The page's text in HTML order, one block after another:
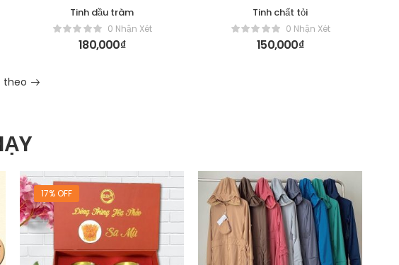
Tinh dầu tràm
0 Nhận Xét
180,000₫
Tinh chất tỏi
0 Nhận Xét
150,000₫
theo
17% OFF